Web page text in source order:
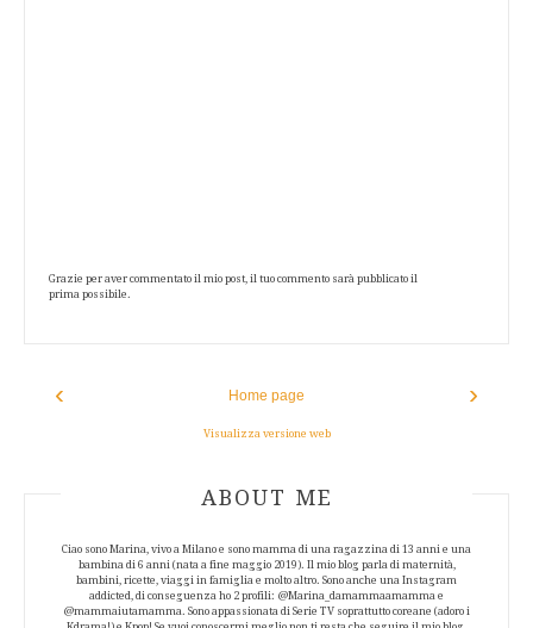
Grazie per aver commentato il mio post, il tuo commento sarà pubblicato il
prima possibile.
‹ ›
Home page
Visualizza versione web
ABOUT AUTHOR
ABOUT ME
Ciao sono Marina, vivo a Milano e sono mamma di una ragazzina di 13 anni e una
bambina di 6 anni (nata a fine maggio 2019). Il mio blog parla di maternità,
bambini, ricette, viaggi in famiglia e molto altro. Sono anche una Instagram
addicted, di conseguenza ho 2 profili: @Marina_damammaamamma e
@mammaiutamamma. Sono appassionata di Serie TV soprattutto coreane (adoro i